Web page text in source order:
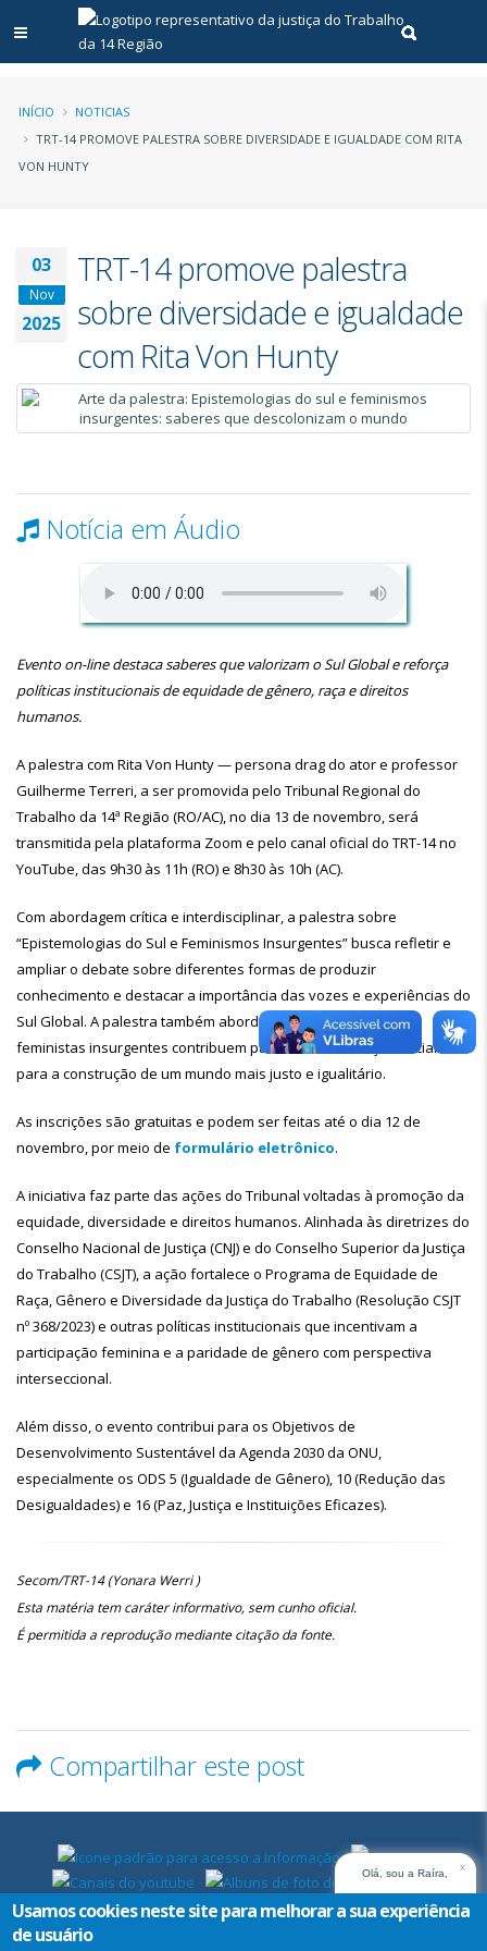
Abrir menu principal
Realizar
Trilha
de
INÍCIO
NOTICIAS
TRT-14 PROMOVE PALESTRA SOBRE DIVERSIDADE E IGUALDADE COM RITA
VON HUNTY
03
Nov
2025
TRT-14 promove palestra
sobre diversidade e igualdade
com Rita Von Hunty
Notícia em Áudio
Evento on-line destaca saberes que valorizam o Sul Global e reforça
políticas institucionais de equidade de gênero, raça e direitos
humanos.
A palestra com Rita Von Hunty — persona drag do ator e professor
Guilherme Terreri, a ser promovida pelo Tribunal Regional do
Trabalho da 14ª Região (RO/AC), no dia 13 de novembro, será
transmitida pela plataforma Zoom e pelo canal oficial do TRT-14 no
YouTube, das 9h30 às 11h (RO) e 8h30 às 10h (AC).
Com abordagem crítica e interdisciplinar, a palestra sobre
“Epistemologias do Sul e Feminismos Insurgentes” busca refletir e
ampliar o debate sobre diferentes formas de produzir
conhecimento e destacar a importância das vozes e experiências do
Sul Global. A palestra também aborda como os movimentos
feministas insurgentes contribuem para a transformação social e
para a construção de um mundo mais justo e igualitário.
As inscrições são gratuitas e podem ser feitas até o dia 12 de
novembro, por meio de formulário eletrônico.
A iniciativa faz parte das ações do Tribunal voltadas à promoção da
equidade, diversidade e direitos humanos. Alinhada às diretrizes do
Conselho Nacional de Justiça (CNJ) e do Conselho Superior da Justiça
do Trabalho (CSJT), a ação fortalece o Programa de Equidade de
Raça, Gênero e Diversidade da Justiça do Trabalho (Resolução CSJT
nº 368/2023) e outras políticas institucionais que incentivam a
participação feminina e a paridade de gênero com perspectiva
interseccional.
Além disso, o evento contribui para os Objetivos de
Desenvolvimento Sustentável da Agenda 2030 da ONU,
especialmente os ODS 5 (Igualdade de Gênero), 10 (Redução das
Desigualdades) e 16 (Paz, Justiça e Instituições Eficazes).
Secom/TRT-14 (Yonara Werri )
Esta matéria tem caráter informativo, sem cunho oficial.
É permitida a reprodução mediante citação da fonte.
Compartilhar este post
Olá, sou a Raíra,
assistente virtual do
TRT14. Em que posso
x
Usamos cookies neste site para melhorar a sua experiência
de usuário